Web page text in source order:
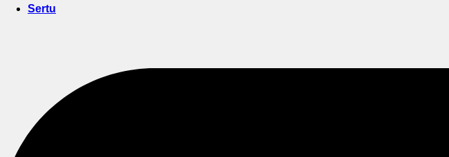
Sertu